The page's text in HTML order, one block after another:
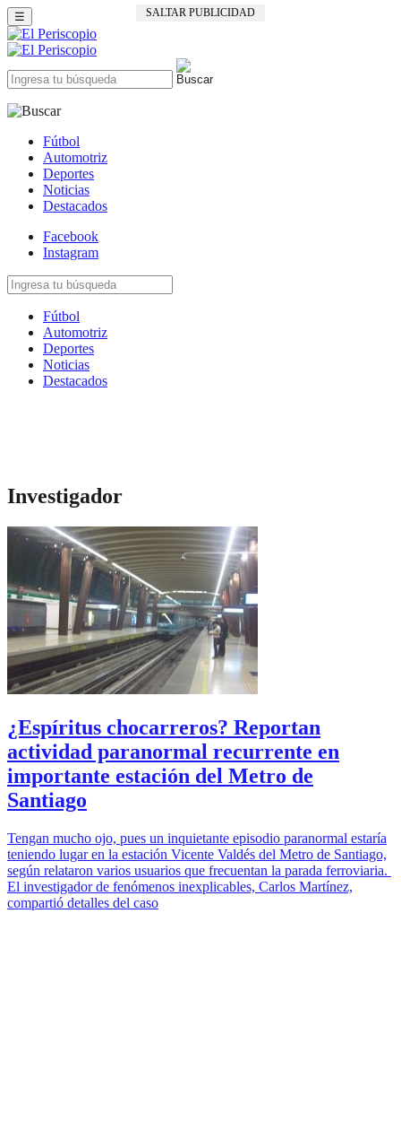
SALTAR PUBLICIDAD
☰
Fútbol
Automotriz
Deportes
Noticias
Destacados
Facebook
Instagram
Fútbol
Automotriz
Deportes
Noticias
Destacados
Investigador
¿Espíritus chocarreros? Reportan
actividad paranormal recurrente en
importante estación del Metro de
Santiago
Tengan mucho ojo, pues un inquietante episodio paranormal estaría
teniendo lugar en la estación Vicente Valdés del Metro de Santiago,
según relataron varios usuarios que frecuentan la parada ferroviaria.
El investigador de fenómenos inexplicables, Carlos Martínez,
compartió detalles del caso